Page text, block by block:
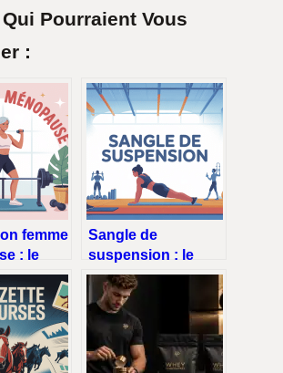
Pourraient Vous
:
femme
: le
pour
en
Sangle de
suspension : le
guide complet pour
bien choisir et
s’entraîner